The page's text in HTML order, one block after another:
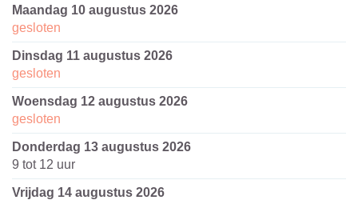
maandag 10 augustus 2026
gesloten
dinsdag 11 augustus 2026
gesloten
woensdag 12 augustus 2026
gesloten
donderdag 13 augustus 2026
9 tot 12 uur
vrijdag 14 augustus 2026